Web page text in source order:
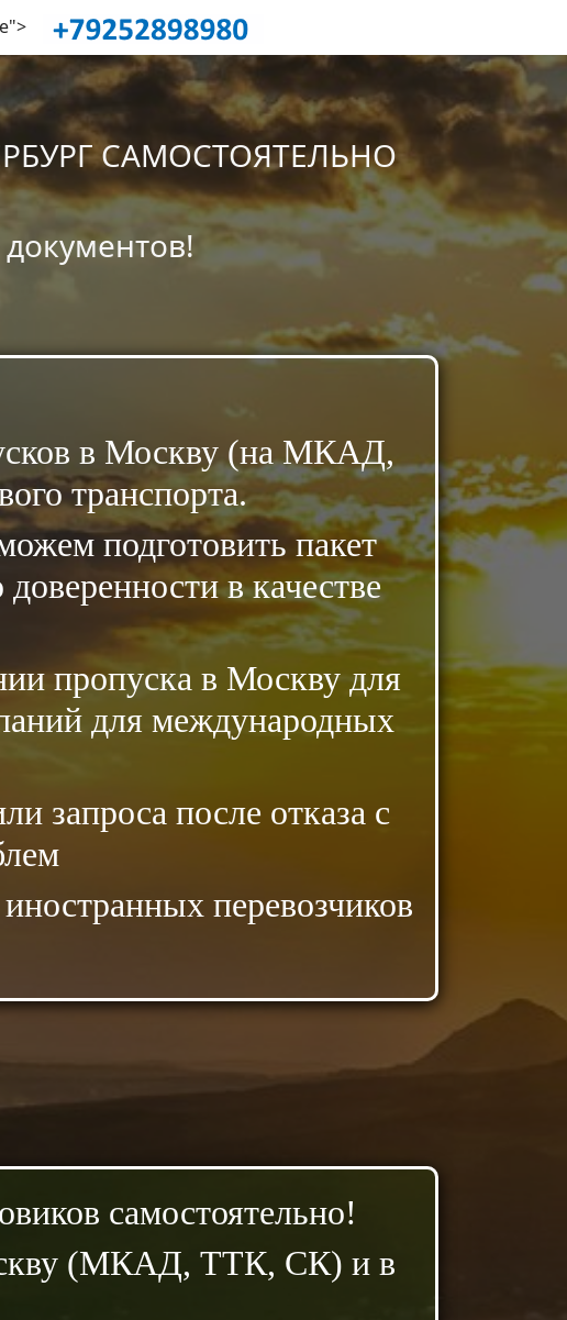
САМОСТОЯТЕЛЬНО
в Москву (на МКАД,
транспорта.
подготовить пакет
в качестве
пропуска в Москву для
для международных
запроса после отказа с
перевозчиков
самостоятельно!
(МКАД, ТТК, СК) и в